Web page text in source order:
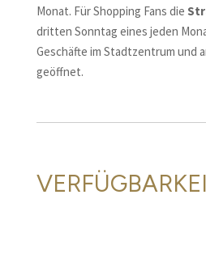
Monat. Für Shopping Fans die S
dritten Sonntag eines jeden
Geschäfte im Stadtzentrum und
geöffnet.